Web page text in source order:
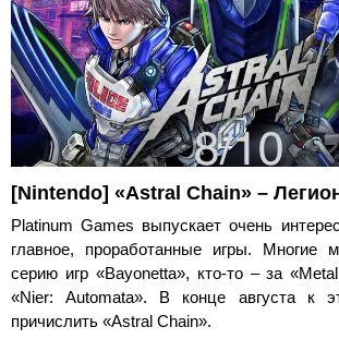
[Nintendo] «Astral Chain» –
Platinum Games выпускает очень
главное, проработанные игры. Многие
серию игр «Bayonetta», кто-то – за
«Nier: Automata». В конце августа к
причислить «Astral Chain».